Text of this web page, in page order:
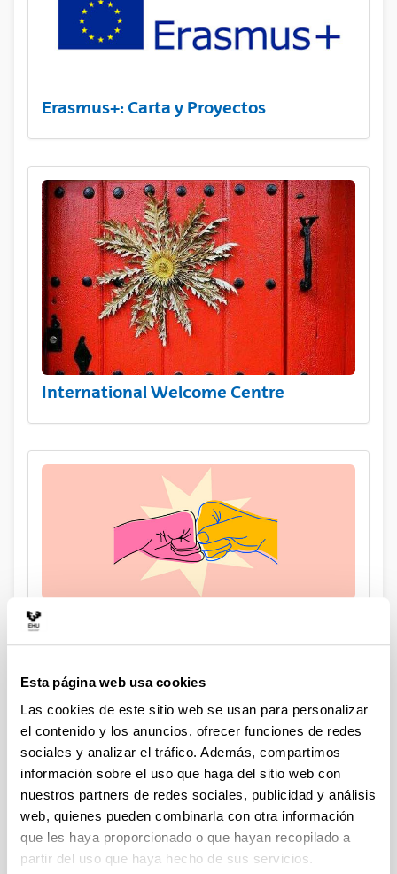
Esta página web usa cookies
Las cookies de este sitio web se usan para personalizar
el contenido y los anuncios, ofrecer funciones de redes
sociales y analizar el tráfico. Además, compartimos
información sobre el uso que haga del sitio web con
nuestros partners de redes sociales, publicidad y análisis
web, quienes pueden combinarla con otra información
que les haya proporcionado o que hayan recopilado a
partir del uso que haya hecho de sus servicios.
Erasmus+: Carta y Proyectos
International Welcome Centre
Mención de Intensificación
Internacional